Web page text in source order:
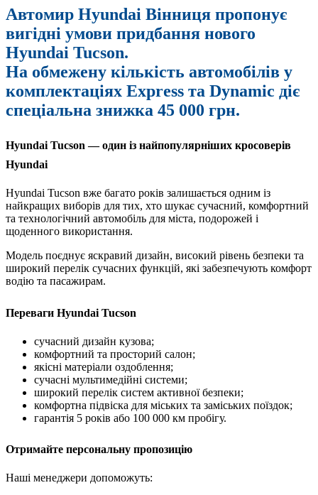
Автомир Hyundai Вінниця пропонує
вигідні умови придбання нового
Hyundai Tucson.
На обмежену кількість автомобілів у
комплектаціях Express та Dynamic діє
спеціальна знижка 45 000 грн.
Hyundai Tucson — один із найпопулярніших кросоверів
Hyundai
Hyundai Tucson вже багато років залишається одним із
найкращих виборів для тих, хто шукає сучасний, комфортний
та технологічний автомобіль для міста, подорожей і
щоденного використання.
Модель поєднує яскравий дизайн, високий рівень безпеки та
широкий перелік сучасних функцій, які забезпечують комфорт
водію та пасажирам.
Переваги Hyundai Tucson
сучасний дизайн кузова;
комфортний та просторий салон;
якісні матеріали оздоблення;
сучасні мультимедійні системи;
широкий перелік систем активної безпеки;
комфортна підвіска для міських та заміських поїздок;
гарантія 5 років або 100 000 км пробігу.
Отримайте персональну пропозицію
Наші менеджери допоможуть: